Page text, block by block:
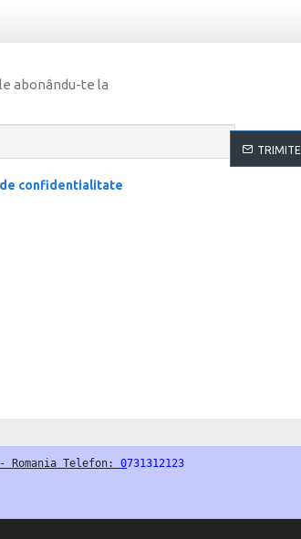
abonându-te la
TRIMITE
confidentialitate
Romania Telefon: 0731312123